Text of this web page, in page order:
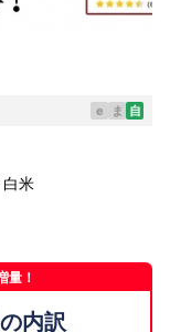
e ま 自
白米
量！
内訳